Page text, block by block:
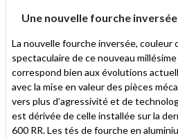
Une nouvelle fourche
La nouvelle fourche inversée, couleur
spectaculaire de ce nouveau millésime
correspond bien aux évolutions
avec la mise en valeur des pièces
vers plus d’agressivité et de
est dérivée de celle installée sur la
600 RR. Les tés de fourche en